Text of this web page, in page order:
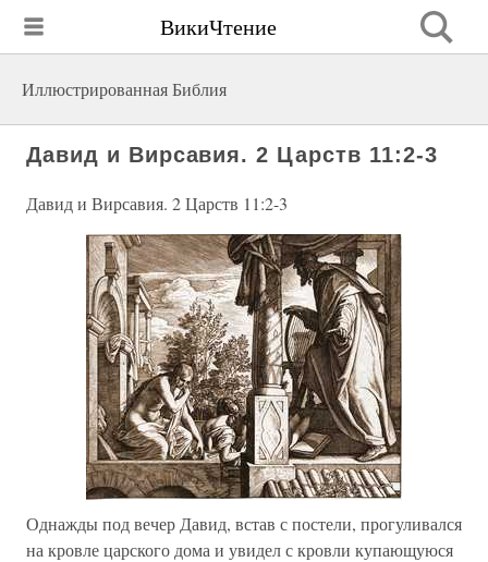
ВикиЧтение
Иллюстрированная Библия
Давид и Вирсавия. 2 Царств 11:2-3
Давид и Вирсавия. 2 Царств 11:2-3
Однажды под вечер Давид, встав с постели, прогуливался
на кровле царского дома и увидел с кровли купающуюся